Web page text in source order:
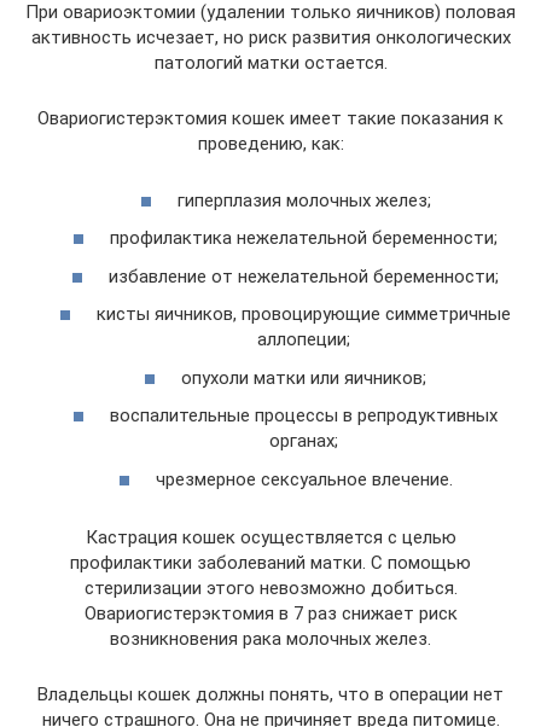
При овариоэктомии (удалении только яичников) половая
активность исчезает, но риск развития онкологических
патологий матки остается.
Овариогистерэктомия кошек имеет такие показания к
проведению, как:
гиперплазия молочных желез;
профилактика нежелательной беременности;
избавление от нежелательной беременности;
кисты яичников, провоцирующие симметричные
аллопеции;
опухоли матки или яичников;
воспалительные процессы в репродуктивных
органах;
чрезмерное сексуальное влечение.
Кастрация кошек осуществляется с целью
профилактики заболеваний матки. С помощью
стерилизации этого невозможно добиться.
Овариогистерэктомия в 7 раз снижает риск
возникновения рака молочных желез.
Владельцы кошек должны понять, что в операции нет
ничего страшного. Она не причиняет вреда питомице.